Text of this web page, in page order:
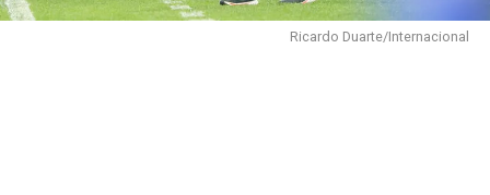
Ricardo Duarte/Internacional